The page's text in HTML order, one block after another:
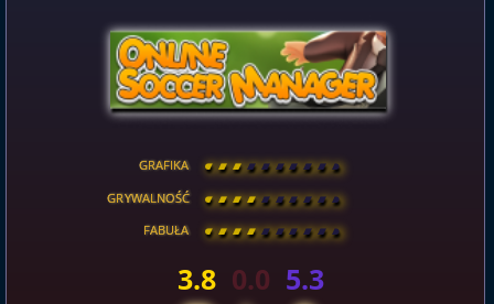
GRAFIKA [ \ \ \ \ \ \ \ \ ]
GRYWALNOŚĆ [ \ \ \ \ \ \ \ \ ]
FABUŁA [ \ \ \ \ \ \ \ \ ]
3.8 0.0 5.3